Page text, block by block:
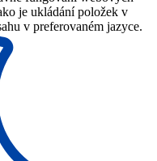
je ukládání položek v
v preferovaném jazyce.